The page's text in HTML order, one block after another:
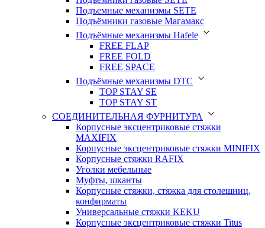
Подъемные механизмы SETE
Подъёмники газовые Магамакс
Подъёмные механизмы Hafele
FREE FLAP
FREE FOLD
FREE SPACE
Подъёмные механизмы DTC
TOP STAY SE
TOP STAY ST
СОЕДИНИТЕЛЬНАЯ ФУРНИТУРА
Корпусные эксцентриковые стяжки
MAXIFIX
Корпусные эксцентриковые стяжки MINIFIX
Корпусные стяжки RAFIX
Уголки мебельные
Муфты, шканты
Корпусные стяжки, стяжка для столешниц,
конфирматы
Универсальные стяжки KEKU
Корпусные эксцентриковые стяжки Titus